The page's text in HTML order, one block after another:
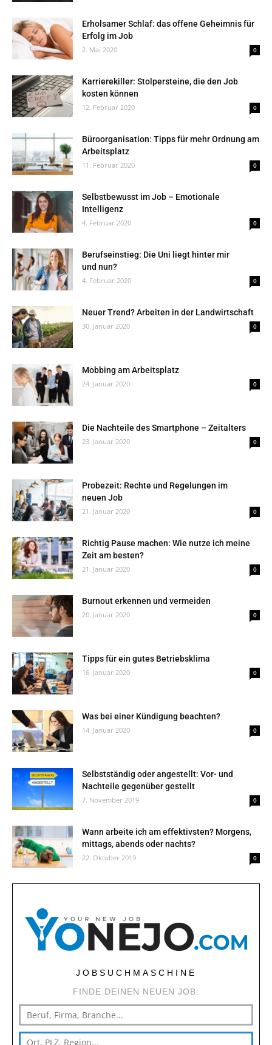
Erholsamer Schlaf: das offene Geheimnis für
Erfolg im Job
2. Mai 2020 0
Karrierekiller: Stolpersteine, die den Job
kosten können
12. Februar 2020 0
Büroorganisation: Tipps für mehr Ordnung am
Arbeitsplatz
11. Februar 2020 0
Selbstbewusst im Job – Emotionale
Intelligenz
4. Februar 2020 0
Berufseinstieg: Die Uni liegt hinter mir
und nun?
4. Februar 2020 0
Neuer Trend? Arbeiten in der Landwirtschaft
30. Januar 2020 0
Mobbing am Arbeitsplatz
24. Januar 2020 0
Die Nachteile des Smartphone – Zeitalters
23. Januar 2020 0
Probezeit: Rechte und Regelungen im
neuen Job
21. Januar 2020 0
Richtig Pause machen: Wie nutze ich meine
Zeit am besten?
21. Januar 2020 0
Burnout erkennen und vermeiden
20. Januar 2020 0
Tipps für ein gutes Betriebsklima
16. Januar 2020 0
Was bei einer Kündigung beachten?
14. Januar 2020 0
Selbstständig oder angestellt: Vor- und
Nachteile gegenüber gestellt
7. November 2019 0
Wann arbeite ich am effektivsten? Morgens,
mittags, abends oder nachts?
22. Oktober 2019 0
JOBSUCHMASCHINE
FINDE DEINEN NEUEN JOB: